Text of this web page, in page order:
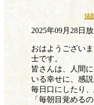
法
2025年09月28日
おはようござい
士です。
皆さんは、人間
いる幸せに、感
毎日口にしたり
「毎朝目覚める